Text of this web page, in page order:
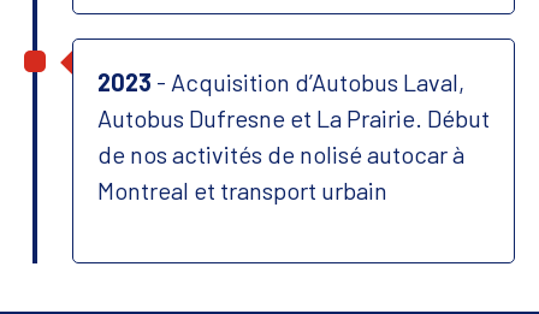
2023 - Acquisition d’Autobus Laval,
Autobus Dufresne et La Prairie. Début
de nos activités de nolisé autocar à
Montreal et transport urbain